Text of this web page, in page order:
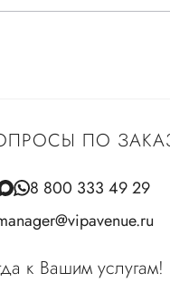
ПО
8 800 333 49 29
к Вашим услугам!